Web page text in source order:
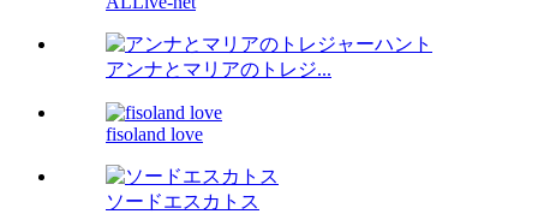
アンナとマリアのトレジ...
fisoland love
ソードエスカトス